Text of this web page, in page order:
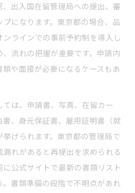
、出入国在留管理局への提出、審
になります。東京都の場合、品
ンラインでの事前予約制を導入し
流れの把握が重要です。申請内
や面接が必要になるケースもあ
は、申請書、写真、在留カー
書、身元保証書、雇用証明書（就
げられます。東京都の管理局で
れがあると再提出を求められる
に公式サイトで最新の書類リスト
。書類準備の段階で不明点があれ